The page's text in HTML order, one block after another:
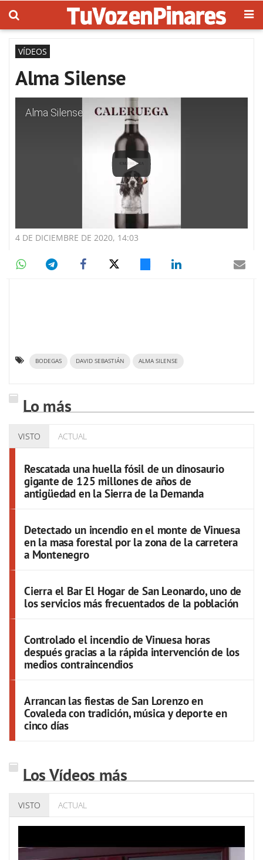
VÍDEOS
Alma Silense
Alma Silense
4 DE DICIEMBRE DE 2020, 14:03
BODEGAS DAVID SEBASTIÁN ALMA SILENSE
Lo más
VISTO ACTUAL
Rescatada una huella fósil de un dinosaurio
gigante de 125 millones de años de
antigüedad en la Sierra de la Demanda
Detectado un incendio en el monte de Vinuesa
en la masa forestal por la zona de la carretera
a Montenegro
Cierra el Bar El Hogar de San Leonardo, uno de
los servicios más frecuentados de la población
Controlado el incendio de Vinuesa horas
después gracias a la rápida intervención de los
medios contraincendios
Arrancan las fiestas de San Lorenzo en
Covaleda con tradición, música y deporte en
cinco días
Los Vídeos más
VISTO ACTUAL